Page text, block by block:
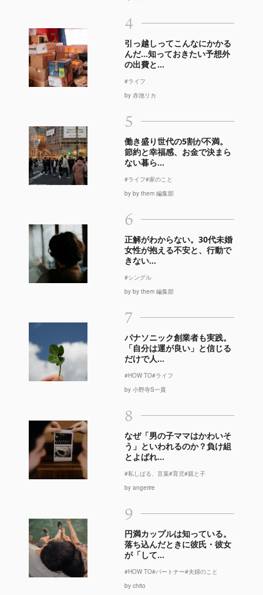
4
引っ越しってこんなにかかる
んだ…知っておきたい予想外
の出費と...
#ライフ
by 赤池リカ
5
働き盛り世代の5割が不満。
節約と幸福感、お金で決まら
ない暮ら...
#ライフ#家のこと
by by them 編集部
6
正解がわからない。30代未婚
女性が抱える不安と、行動で
きない...
#シングル
by by them 編集部
7
パナソニック創業者も実践。
「自分は運が良い」と信じる
だけで人...
#HOW TO#ライフ
by 小野寺S一貴
8
なぜ「男の子ママはかわいそ
う」といわれるのか？負け組
とよばれ...
#私しばる、言葉#育児#親と子
by angerire
9
円満カップルは知っている。
落ち込んだときに彼氏・彼女
が「して...
#HOW TO#パートナー#夫婦のこと
by chito